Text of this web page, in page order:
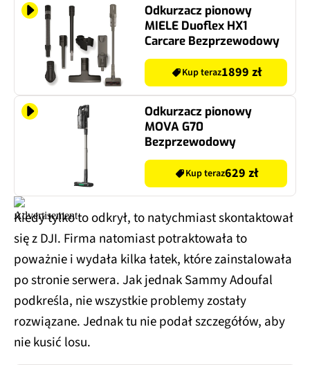
Odkurzacz pionowy
MIELE Duoflex HX1
Carcare Bezprzewodowy
Kup teraz1899 zł
Odkurzacz pionowy
MOVA G70
Bezprzewodowy
Kup teraz629 zł
Kiedy tylko to odkrył, to natychmiast skontaktował
się z DJI. Firma natomiast potraktowała to
poważnie i wydała kilka łatek, które zainstalowała
po stronie serwera. Jak jednak Sammy Adoufal
podkreśla, nie wszystkie problemy zostały
rozwiązane. Jednak tu nie podał szczegółów, aby
nie kusić losu.